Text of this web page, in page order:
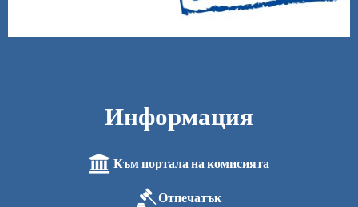
Информация
Към портала на комисията
Отпечатък